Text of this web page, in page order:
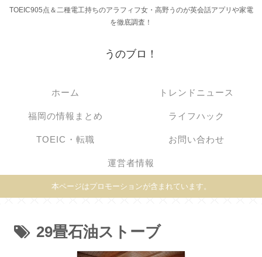
TOEIC905点＆二種電工持ちのアラフィフ女・高野うのが英会話アプリや家電
を徹底調査！
うのブロ！
ホーム トレンドニュース
福岡の情報まとめ ライフハック
TOEIC・転職 お問い合わせ
運営者情報
本ページはプロモーションが含まれています。
29畳石油ストーブ